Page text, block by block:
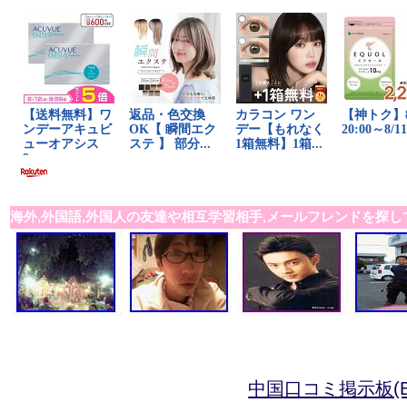
海外,外国語,外国人の友達や相互学習相手,メールフレンドを探し
中国口コミ掲示板